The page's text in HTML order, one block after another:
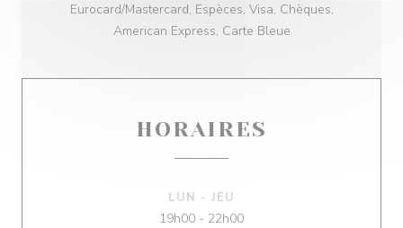
Eurocard/Mastercard, Espèces, Visa, Chèques,
American Express, Carte Bleue
HORAIRES
LUN -JEU
19h00 - 22h00